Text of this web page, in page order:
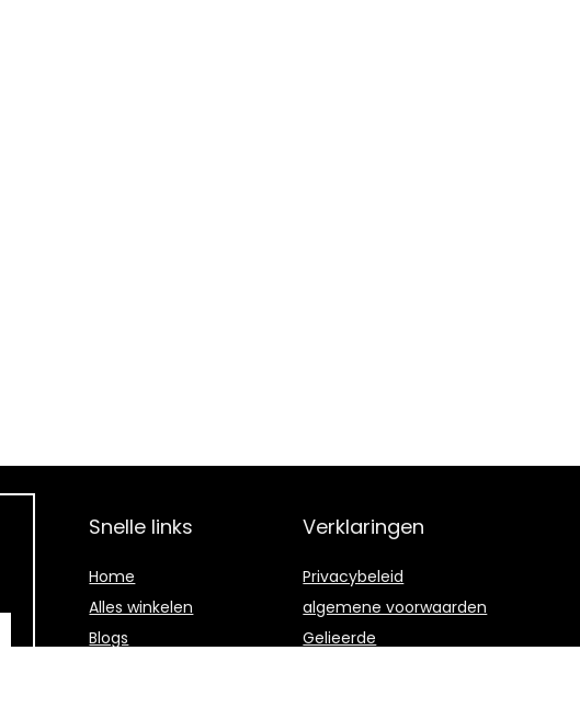
Snelle links
Home
Alles winkelen
Blogs
Verklaringen
Privacybeleid
algemene voorwaarden
Gelieerde